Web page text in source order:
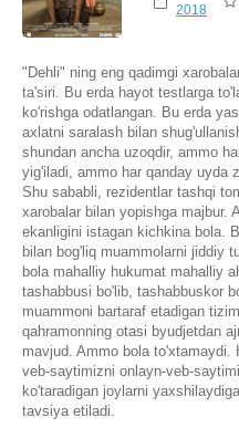
2018
"Dehli" ning eng qadimgi
ta'siri. Bu erda hayot testlarga
ko'rishga odatlangan. Bu erda
axlatni saralash bilan
shundan ancha uzoqdir, ammo
yig'iladi, ammo har qanday uyda
Shu sababli, rezidentlar tashqi
xarobalar bilan yopishga majbur.
ekanligini istagan kichkina bola.
bilan bog'liq muammolarni jiddiy
bola mahalliy hukumat mahalliy
tashabbusi bo'lib, tashabbuskor
muammoni bartaraf etadigan
qahramonning otasi byudjetdan
mavjud. Ammo bola
veb-saytimizni onlayn-veb-
ko'taradigan joylarni
tavsiya etiladi.